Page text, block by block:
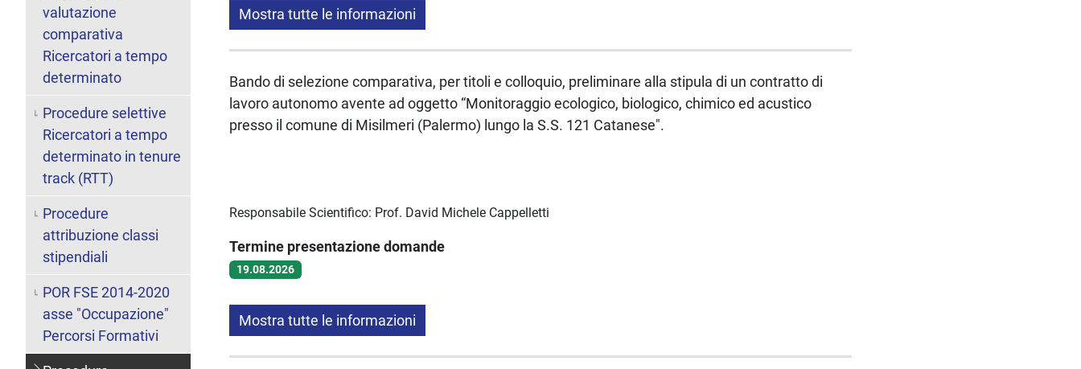
Mostra tutte le informazioni
Bando di selezione comparativa, per titoli e colloquio, preliminare alla stipula di un contratto di
lavoro autonomo avente ad oggetto “Monitoraggio ecologico, biologico, chimico ed acustico
presso il comune di Misilmeri (Palermo) lungo la S.S. 121 Catanese".
Responsabile Scientifico: Prof. David Michele Cappelletti
Termine presentazione domande
19.08.2026
Mostra tutte le informazioni
valutazione
comparativa
Ricercatori a tempo
determinato
Procedure selettive
Ricercatori a tempo
determinato in tenure
track (RTT)
Procedure
attribuzione classi
stipendiali
POR FSE 2014-2020
asse "Occupazione"
Percorsi Formativi